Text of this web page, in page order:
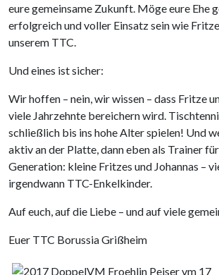
eure gemeinsame Zukunft. Möge eure Ehe
erfolgreich und voller Einsatz sein wie
unserem TTC.
Und eines ist sicher:
Wir hoffen – nein, wir wissen – dass Fritze
viele Jahrzehnte bereichern wird.
schließlich bis ins hohe Alter spielen! Und
aktiv an der Platte, dann eben als Trainer
Generation: kleine Fritzes und Johannas –
irgendwann TTC-Enkelkinder.
Auf euch, auf die Liebe – und auf viele
Euer TTC Borussia Grißheim